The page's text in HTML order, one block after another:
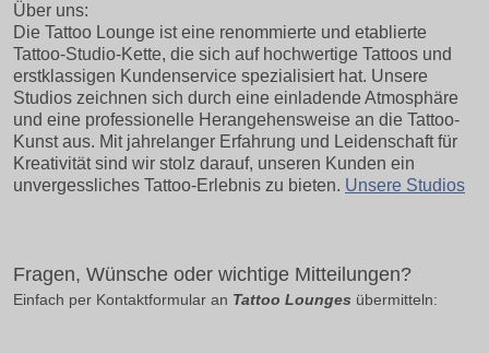
Über uns:
Die Tattoo Lounge ist eine renommierte und etablierte
Tattoo-Studio-Kette, die sich auf hochwertige Tattoos und
erstklassigen Kundenservice spezialisiert hat. Unsere
Studios zeichnen sich durch eine einladende Atmosphäre
und eine professionelle Herangehensweise an die Tattoo-
Kunst aus. Mit jahrelanger Erfahrung und Leidenschaft für
Kreativität sind wir stolz darauf, unseren Kunden ein
unvergessliches Tattoo-Erlebnis zu bieten. Unsere Studios
Fragen, Wünsche oder wichtige Mitteilungen?
Einfach per Kontaktformular an Tattoo Lounges übermitteln: